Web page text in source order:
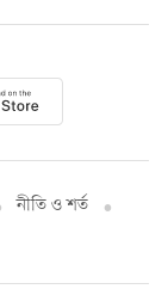
নীতি ও শর্ত